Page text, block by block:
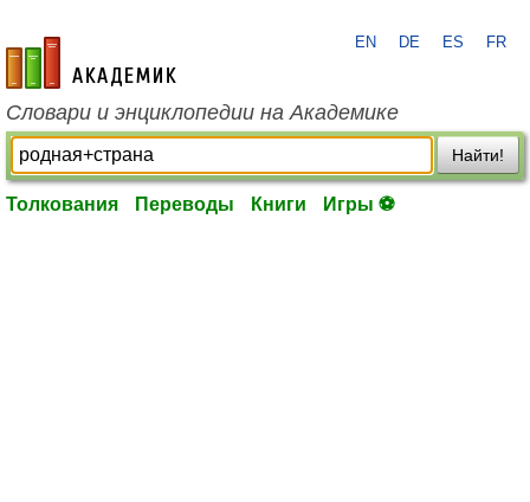
academic.ru
EN DE ES FR
Словари и энциклопедии на Академике
Найти!
Толкования Переводы Книги Игры ⚽